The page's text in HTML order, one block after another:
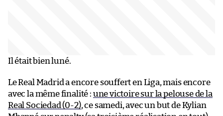
Il était bien luné.
Le Real Madrid a encore souffert en Liga, mais encore
avec la même finalité : une victoire sur la pelouse de la
Real Sociedad (0-2), ce samedi, avec un but de Kylian